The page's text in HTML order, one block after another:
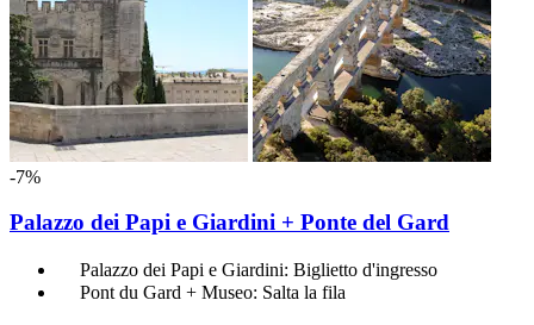
-7%
Palazzo dei Papi e Giardini + Ponte del Gard
Palazzo dei Papi e Giardini: Biglietto d'ingresso
Pont du Gard + Museo: Salta la fila